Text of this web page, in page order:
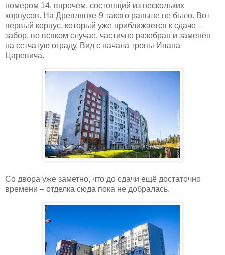
номером 14, впрочем, состоящий из нескольких
корпусов. На Древлянке-9 такого раньше не было. Вот
первый корпус, который уже приближается к сдаче –
забор, во всяком случае, частично разобран и заменён
на сетчатую ограду. Вид с начала тропы Ивана
Царевича.
Со двора уже заметно, что до сдачи ещё достаточно
времени – отделка сюда пока не добралась.